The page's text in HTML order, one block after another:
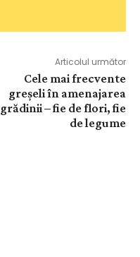
Articolul următor
Cele mai frecvente
greșeli în amenajarea
grădinii – fie de flori, fie
de legume